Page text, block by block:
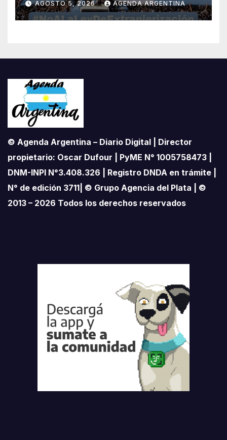
impulsada por Milei: «La
soberanía no se negocia»
AGOSTO 5, 2026 AGENDA ARGENTINA
© Agenda Argentina – Diario Digital | Director
propietario: Oscar Dufour | PyME N° 1005758473 |
DNM-INPI N°3.408.326 | Registro DNDA en trámite |
N° de edición 3711| © Grupo Agencia del Plata | ©
2013 – 2026 Todos los derechos reservados